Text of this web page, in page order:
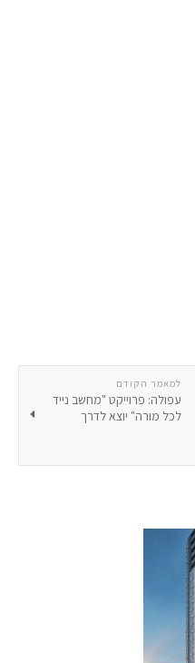
למאמר הקודם
עפולה: פרוייקט "מחשב נייד
לכל מורה" יוצא לדרך